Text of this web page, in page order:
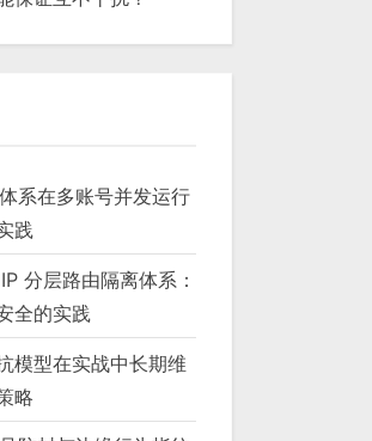
系在多账号并发运行
践
分层路由隔离体系：
全的实践
模型在实战中长期维
略